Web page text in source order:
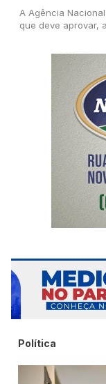
A Agência
que deve aprovar,
Política